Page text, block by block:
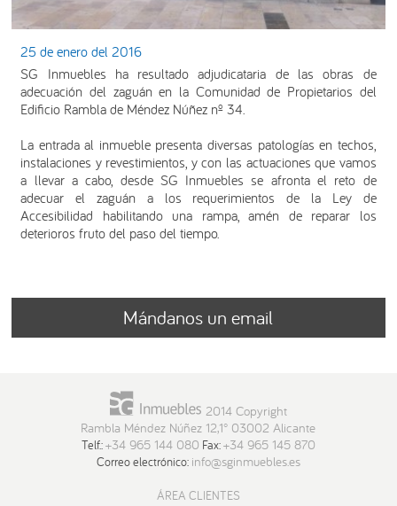
25 de enero del 2016
SG Inmuebles ha resultado adjudicataria de las obras de
adecuación del zaguán en la Comunidad de Propietarios del
Edificio Rambla de Méndez Núñez nº 34.
La entrada al inmueble presenta diversas patologías en techos,
instalaciones y revestimientos, y con las actuaciones que vamos
a llevar a cabo, desde SG Inmuebles se afronta el reto de
adecuar el zaguán a los requerimientos de la Ley de
Accesibilidad habilitando una rampa, amén de reparar los
deterioros fruto del paso del tiempo.
Mándanos un email
2014 Copyright
Rambla Méndez Núñez 12,1° 03002 Alicante
Telf.:+34 965 144 080 Fax:+34 965 145 870
Correo electrónico: info@sginmuebles.es
ÁREA CLIENTES